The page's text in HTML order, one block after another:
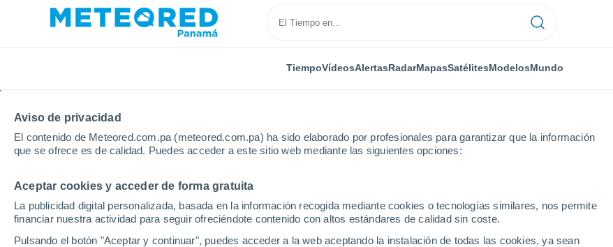
Aviso de privacidad
El contenido de Meteored.com.pa (meteored.com.pa) ha sido elaborado por profesionales para garantizar que la información
que se ofrece es de calidad. Puedes acceder a este sitio web mediante las siguientes opciones:
Aceptar cookies y acceder de forma gratuita
La publicidad digital personalizada, basada en la información recogida mediante cookies o tecnologías similares, nos permite
financiar nuestra actividad para seguir ofreciéndote contenido con altos estándares de calidad sin coste.
Pulsando el botón "Aceptar y continuar", puedes acceder a la web aceptando la instalación de todas las cookies, ya sean
TiempoVídeosAlertasRadarMapasSatélitesModelosMundo
Inicio Italia Monza y Brianza
Tiempo en Monza y Brianza